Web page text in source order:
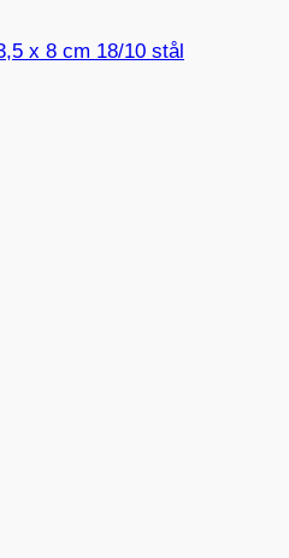
x 8 cm 18/10 stål